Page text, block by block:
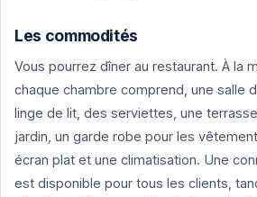
Les commodités
Vous pourrez dîner au restaurant. À la
chaque chambre comprend, une salle
linge de lit, des serviettes, une
jardin, un garde robe pour les
écran plat et une climatisation. Une
est disponible pour tous les clients,